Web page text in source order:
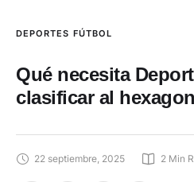
DEPORTES FÚTBOL
Qué necesita
clasificar al
22 septiembre, 2025 2 Min